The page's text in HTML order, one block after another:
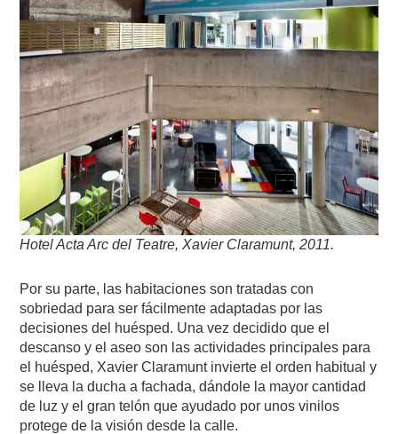
Hotel Acta Arc del Teatre, Xavier Claramunt, 2011.
Por su parte, las habitaciones son tratadas con
sobriedad para ser fácilmente adaptadas por las
decisiones del huésped. Una vez decidido que el
descanso y el aseo son las actividades principales para
el huésped, Xavier Claramunt invierte el orden habitual y
se lleva la ducha a fachada, dándole la mayor cantidad
de luz y el gran telón que ayudado por unos vinilos
protege de la visión desde la calle.